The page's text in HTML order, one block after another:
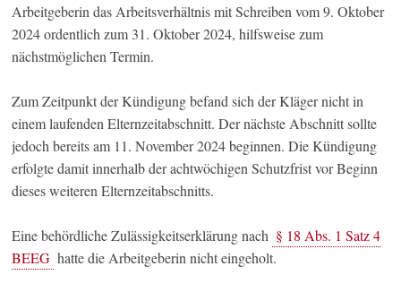
Arbeitgeberin das Arbeitsverhältnis mit Schreiben vom 9. Oktober
2024 ordentlich zum 31. Oktober 2024, hilfsweise zum
nächstmöglichen Termin.
Zum Zeitpunkt der Kündigung befand sich der Kläger nicht in
einem laufenden Elternzeitabschnitt. Der nächste Abschnitt sollte
jedoch bereits am 11. November 2024 beginnen. Die Kündigung
erfolgte damit innerhalb der achtwöchigen Schutzfrist vor Beginn
dieses weiteren Elternzeitabschnitts.
Eine behördliche Zulässigkeitserklärung nach § 18 Abs. 1 Satz 4
BEEG hatte die Arbeitgeberin nicht eingeholt.